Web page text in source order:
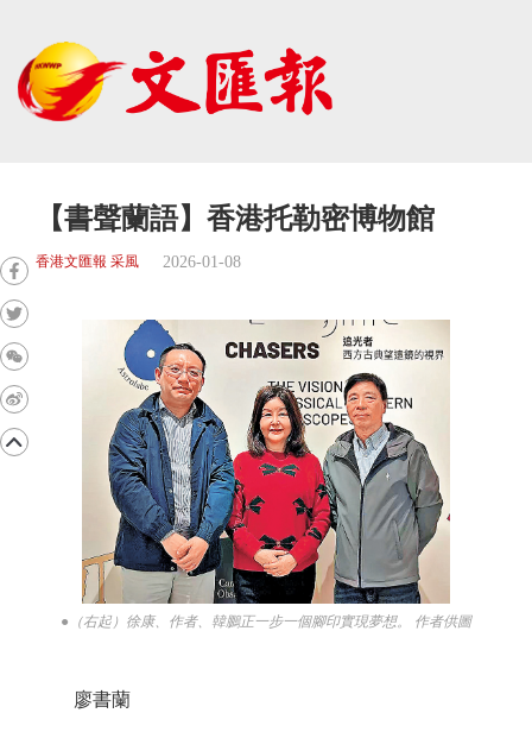
【書聲蘭語】香港托勒密博物館
香港文匯報 采風 2026-01-08
●（右起）徐康、作者、韓鵬正一步一個腳印實現夢想。 作者供圖
廖書蘭